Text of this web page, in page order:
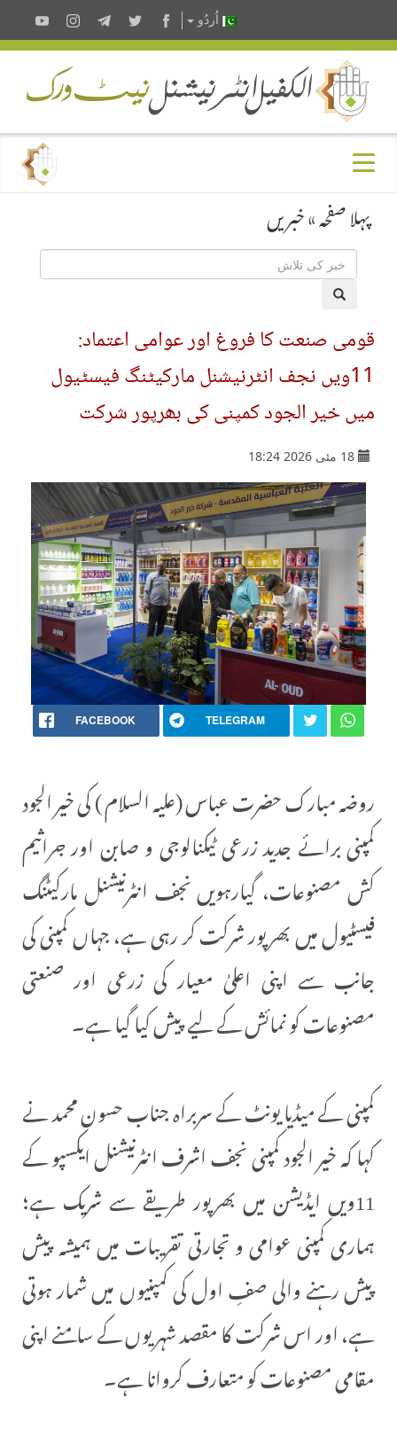
اُردُو
پہلا صفحہ»خبریں
قومی صنعت کا فروغ اور عوامی اعتماد:
11ویں نجف انٹرنیشنل مارکیٹنگ فیسٹیول
میں خیر الجود کمپنی کی بھرپور شرکت
18 مئی 2026 18:24
FACEBOOK TELEGRAM
روضہ مبارک حضرت عباس (علیہ السلام ) کی خیر الجود
کمپنی برائے جدید زرعی ٹیکنالوجی و صابن اور جراثیم
کش مصنوعات، گیارہویں نجف انٹرنیشنل مارکیٹنگ
فیسٹیول میں بھرپور شرکت کر رہی ہے، جہاں کمپنی کی
جانب سے اپنی اعلیٰ معیار کی زرعی اور صنعتی
مصنوعات کو نمائش کے لیے پیش کیا گیا ہے۔
کمپنی کے میڈیا یونٹ کے سربراہ جناب حسون محمد نے
کہا کہ خیر الجود کمپنی نجف اشرف انٹرنیشنل ایکسپو کے
11ویں ایڈیشن میں بھرپور طریقے سے شریک ہے؛
ہماری کمپنی عوامی و تجارتی تقریبات میں ہمیشہ پیش
پیش رہنے والی صفِ اول کی کمپنیوں میں شمار ہوتی
ہے، اور اس شرکت کا مقصد شہریوں کے سامنے اپنی
مقامی مصنوعات کو متعارف کروانا ہے۔